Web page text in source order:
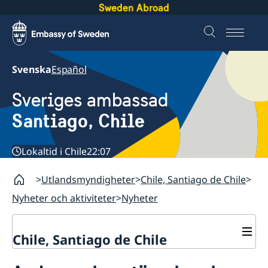
Sweden Abroad
SvenskaEspañol
Sveriges ambassad
Santiago, Chile
Lokaltid i Chile22:07
Utlandsmyndigheter Chile, Santiago de Chile
Nyheter och aktiviteter Nyheter
Chile, Santiago de Chile